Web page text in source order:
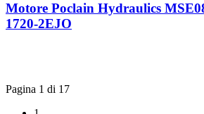
Motore Poclain Hydraulics
1720-2EJO
Pagina 1 di 17